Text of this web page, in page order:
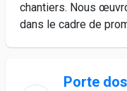
chantiers. Nous
dans le cadre de
Porte